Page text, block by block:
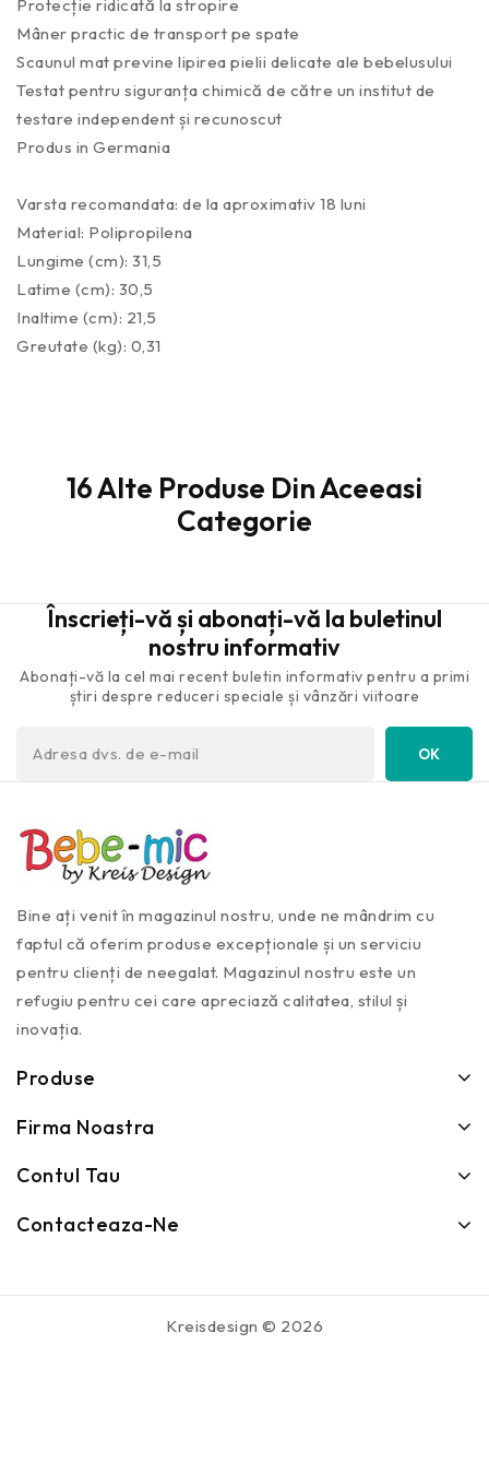
Protecție ridicată la stropire
Mâner practic de transport pe spate
Scaunul mat previne lipirea pielii delicate ale bebelusului
Testat pentru siguranța chimică de către un institut de
testare independent și recunoscut
Produs in Germania
Varsta recomandata: de la aproximativ 18 luni
Material: Polipropilena
Lungime (cm): 31,5
Latime (cm): 30,5
Inaltime (cm): 21,5
Greutate (kg): 0,31
16 Alte Produse Din Aceeasi
Categorie
Înscrieți-vă și abonați-vă la buletinul
nostru informativ
Abonați-vă la cel mai recent buletin informativ pentru a primi
știri despre reduceri speciale și vânzări viitoare
Bine ați venit în magazinul nostru, unde ne mândrim cu
faptul că oferim produse excepționale și un serviciu
pentru clienți de neegalat. Magazinul nostru este un
refugiu pentru cei care apreciază calitatea, stilul și
inovația.
Produse
Firma Noastra
Contul Tau
Contacteaza-Ne
Kreisdesign © 2026